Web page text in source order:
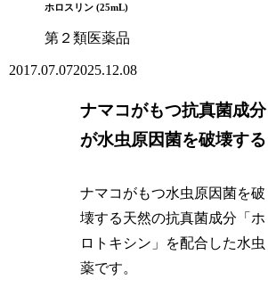
ホロスリン (25mL)
第２類医薬品
2017.07.072025.12.08
ナマコがもつ抗真菌成分
が水虫原因菌を破壊する
ナマコがもつ水虫原因菌を破
壊する天然の抗真菌成分「ホ
ロトキシン」を配合した水虫
薬です。